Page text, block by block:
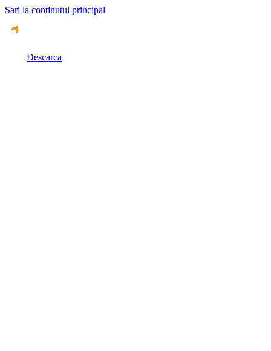
Sari la conținutul principal
Descarca